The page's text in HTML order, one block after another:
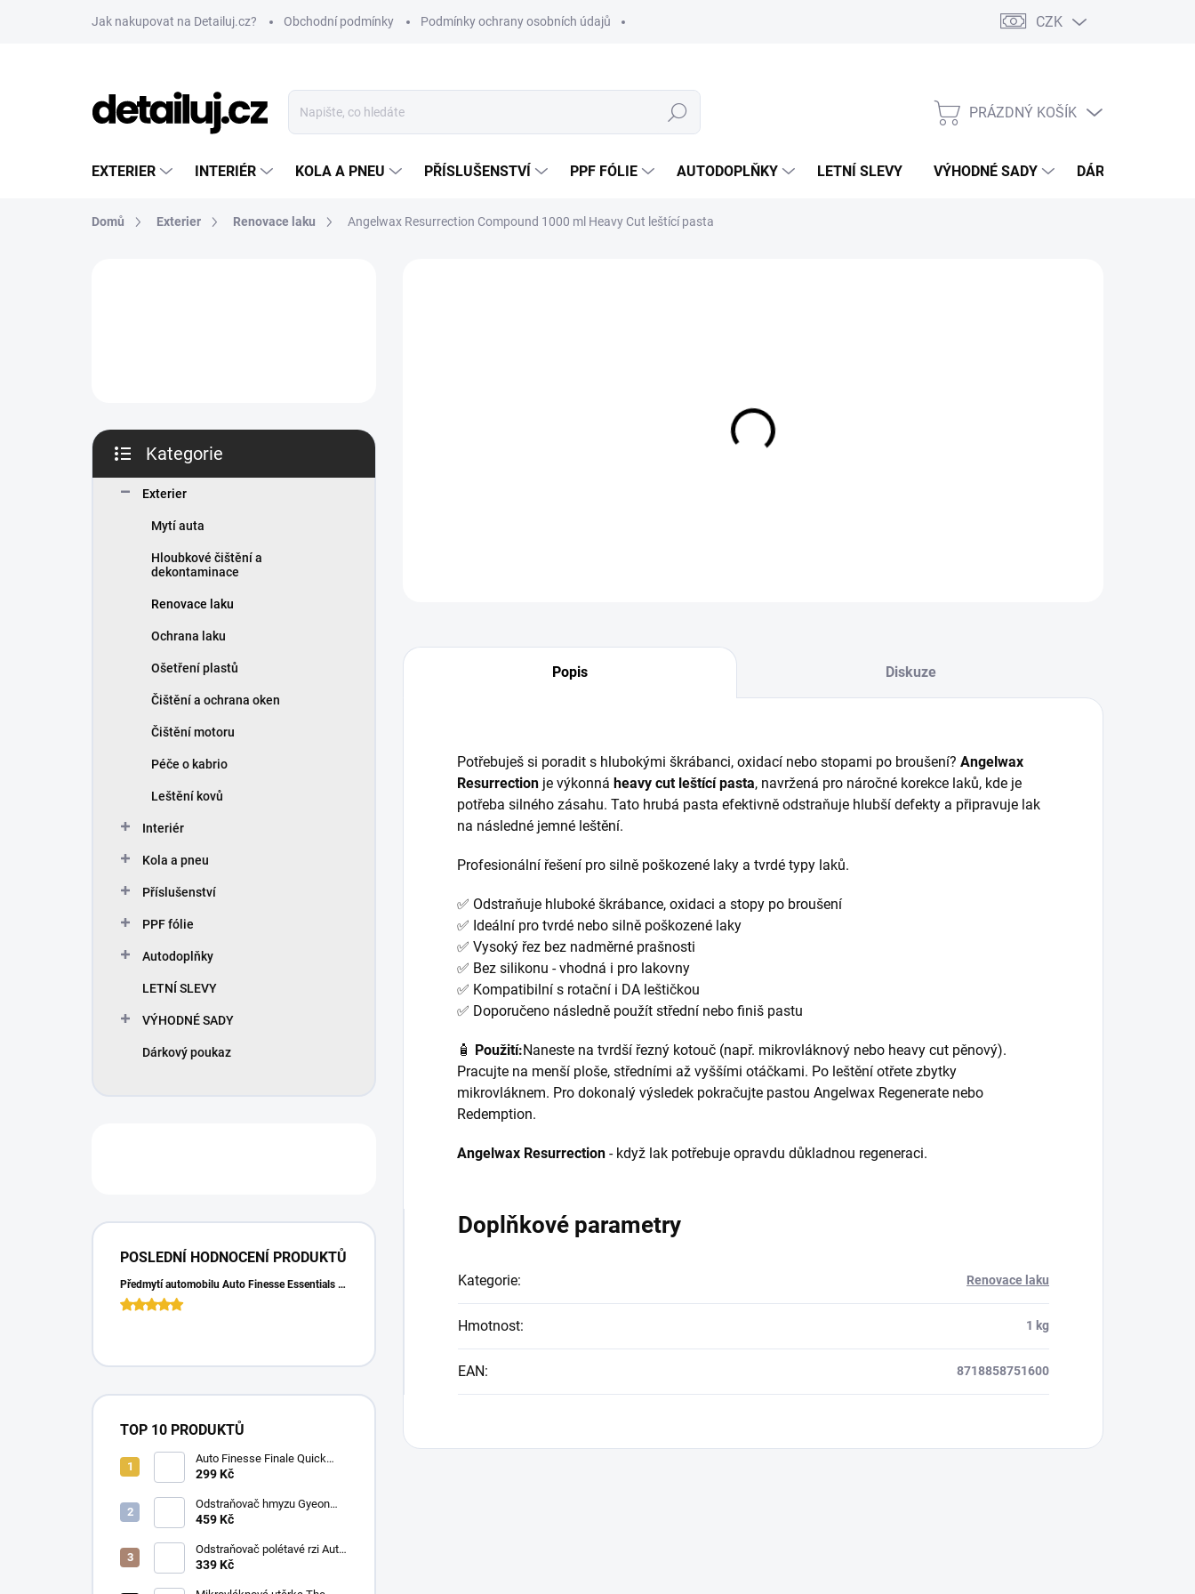
Jak nakupovat na Detailuj.cz? Obchodní podmínky Podmínky ochrany osobních údajů CZK
Hledat
NÁKUPNÍ
PRÁZDNÝ KOŠÍK
EXTERIER INTERIÉR KOLA A PNEU PŘÍSLUŠENSTVÍ PPF FÓLIE AUTODOPLŇKY LETNÍ SLEVY VÝHODNÉ SADY DÁRKOVÝ
Domů Exterier Renovace laku Angelwax Resurrection Compound 1000 ml Heavy Cut leštící pasta
p
n
kategorie
Kategorie
Exterier
Mytí auta
Hloubkové čištění a
dekontaminace
Renovace laku
Ochrana laku
Ošetření plastů
Čištění a ochrana oken
Čištění motoru
Péče o kabrio
Leštění kovů
Interiér
Kola a pneu
Příslušenství
PPF fólie
Autodoplňky
LETNÍ SLEVY
VÝHODNÉ SADY
Dárkový poukaz
POSLEDNÍ HODNOCENÍ PRODUKTŮ
Předmytí automobilu Auto Finesse Essentials Pre-Wash (500 ml)
TOP 10 PRODUKTŮ
Auto Finesse Finale Quick
Detailer (500 ml)
299 Kč
Odstraňovač hmyzu Gyeon
Q2M Bug&Grime (1 L)
459 Kč
Odstraňovač polétavé rzi Auto
Finesse Iron Out
339 Kč
Popis Diskuze
Potřebuješ si poradit s hlubokými škrábanci, oxidací nebo stopami po broušení? Angelwax
Resurrection je výkonná heavy cut leštící pasta, navržená pro náročné korekce laků, kde je
potřeba silného zásahu. Tato hrubá pasta efektivně odstraňuje hlubší defekty a připravuje lak
na následné jemné leštění.
Profesionální řešení pro silně poškozené laky a tvrdé typy laků.
✅ Odstraňuje hluboké škrábance, oxidaci a stopy po broušení
✅ Ideální pro tvrdé nebo silně poškozené laky
✅ Vysoký řez bez nadměrné prašnosti
✅ Bez silikonu - vhodná i pro lakovny
✅ Kompatibilní s rotační i DA leštičkou
✅ Doporučeno následně použít střední nebo finiš pastu
🧴 Použití:Naneste na tvrdší řezný kotouč (např. mikrovláknový nebo heavy cut pěnový).
Pracujte na menší ploše, středními až vyššími otáčkami. Po leštění otřete zbytky
mikrovláknem. Pro dokonalý výsledek pokračujte pastou Angelwax Regenerate nebo
Redemption.
Angelwax Resurrection - když lak potřebuje opravdu důkladnou regeneraci.
Doplňkové parametry
Kategorie: Renovace laku
Hmotnost: 1 kg
EAN: 8718858751600